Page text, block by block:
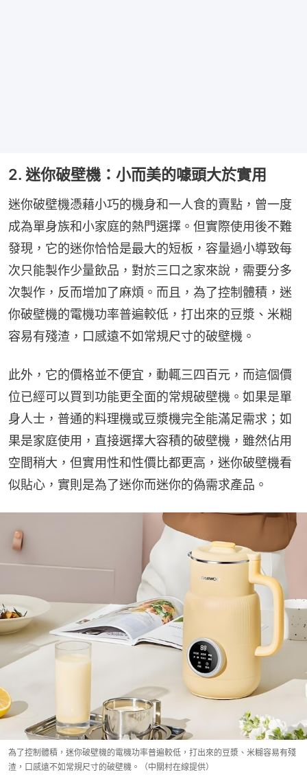
2. 迷你破壁機：小而美的噱頭大於實用
迷你破壁機憑藉小巧的機身和一人食的賣點，曾一度
成為單身族和小家庭的熱門選擇。但實際使用後不難
發現，它的迷你恰恰是最大的短板，容量過小導致每
次只能製作少量飲品，對於三口之家來說，需要分多
次製作，反而增加了麻煩。而且，為了控制體積，迷
你破壁機的電機功率普遍較低，打出來的豆漿、米糊
容易有殘渣，口感遠不如常規尺寸的破壁機。
此外，它的價格並不便宜，動輒三四百元，而這個價
位已經可以買到功能更全面的常規破壁機。如果是單
身人士，普通的料理機或豆漿機完全能滿足需求；如
果是家庭使用，直接選擇大容積的破壁機，雖然佔用
空間稍大，但實用性和性價比都更高，迷你破壁機看
似貼心，實則是為了迷你而迷你的偽需求產品。
為了控制體積，迷你破壁機的電機功率普遍較低，打出來的豆漿、米糊容易有殘
渣，口感遠不如常規尺寸的破壁機。（中關村在線提供）